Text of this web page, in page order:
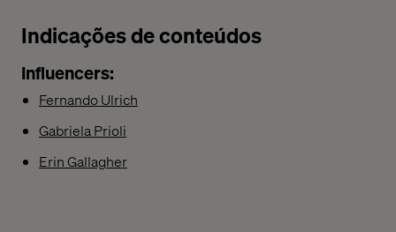
Indicações de conteúdos
Influencers:
Fernando Ulrich
Gabriela Prioli
Erin Gallagher